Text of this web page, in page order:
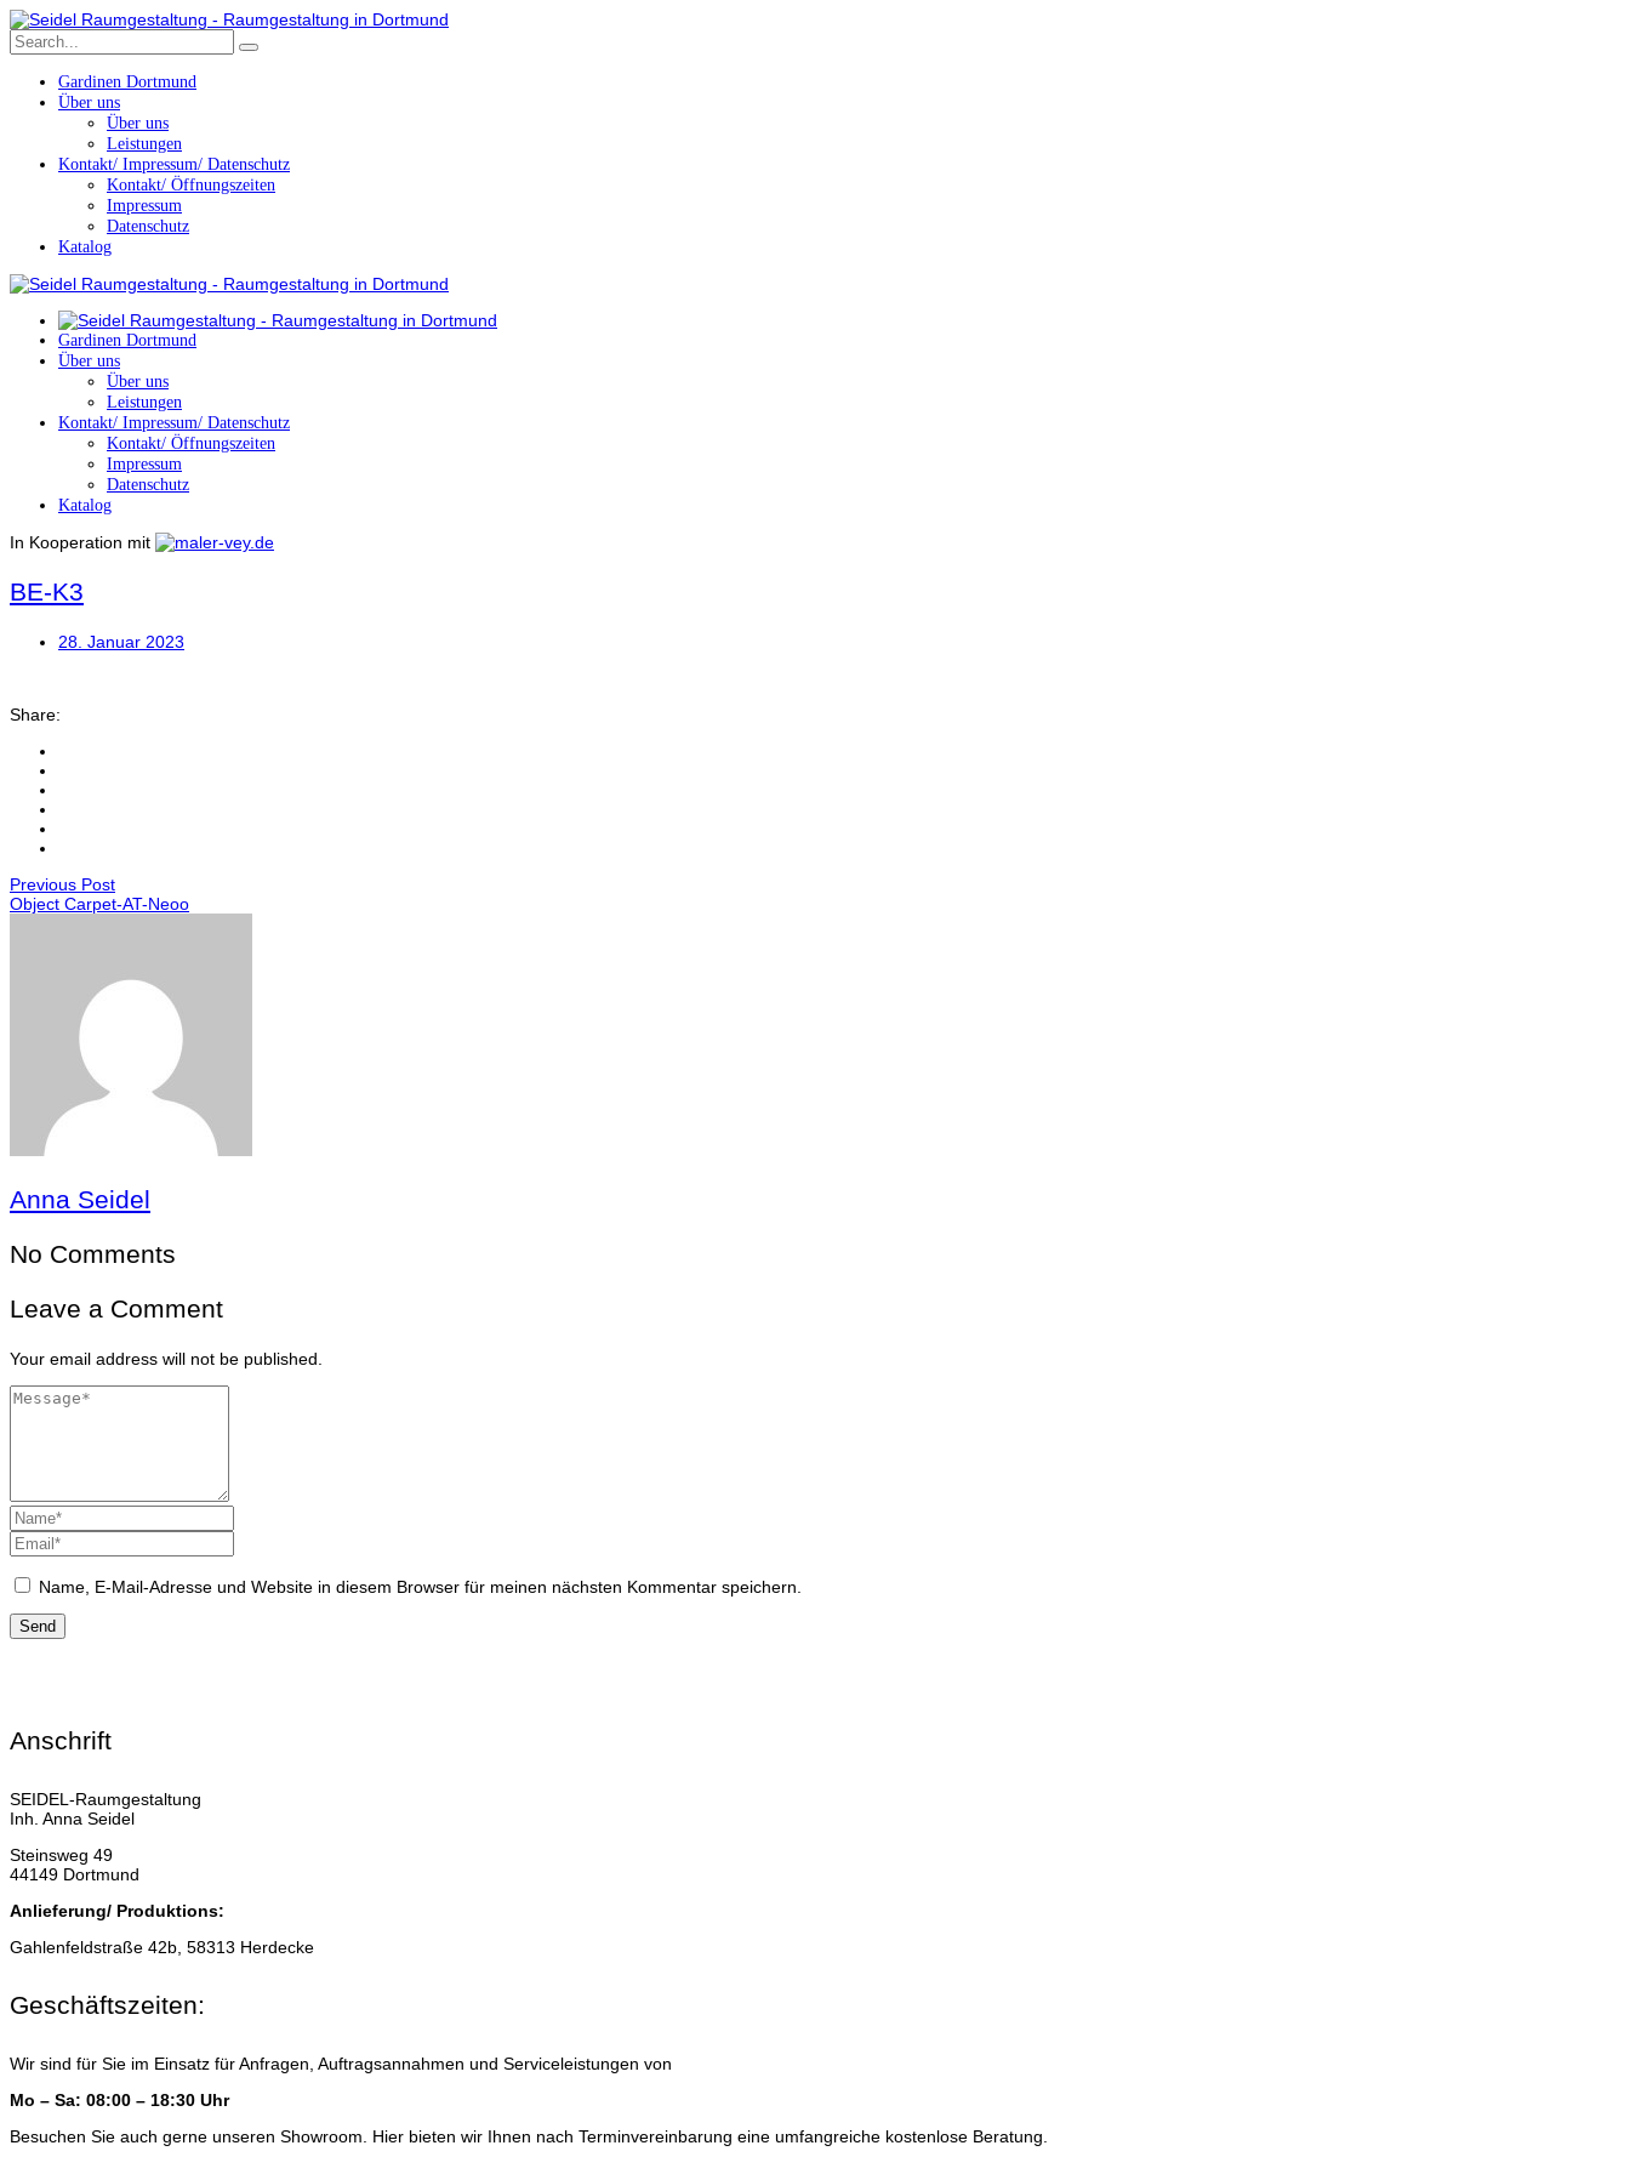
Gardinen Dortmund
Über uns
Über uns
Leistungen
Kontakt/ Impressum/ Datenschutz
Kontakt/ Öffnungszeiten
Impressum
Datenschutz
Katalog
Gardinen Dortmund
Über uns
Über uns
Leistungen
Kontakt/ Impressum/ Datenschutz
Kontakt/ Öffnungszeiten
Impressum
Datenschutz
Katalog
In Kooperation mit
BE-K3
28. Januar 2023
Share:
Previous Post
Object Carpet-AT-Neoo
Anna Seidel
No Comments
Leave a Comment
Your email address will not be published.
Name, E-Mail-Adresse und Website in diesem Browser für meinen nächsten Kommentar speichern.
Anschrift
SEIDEL-Raumgestaltung
Inh. Anna Seidel
Steinsweg 49
44149 Dortmund
Anlieferung/ Produktions:
Gahlenfeldstraße 42b, 58313 Herdecke
Geschäftszeiten:
Wir sind für Sie im Einsatz für Anfragen, Auftragsannahmen und Serviceleistungen von
Mo – Sa: 08:00 – 18:30 Uhr
Besuchen Sie auch gerne unseren Showroom. Hier bieten wir Ihnen nach Terminvereinbarung eine umfangreiche kostenlose Beratung.